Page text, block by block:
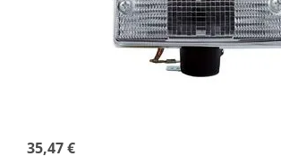
35,47 €